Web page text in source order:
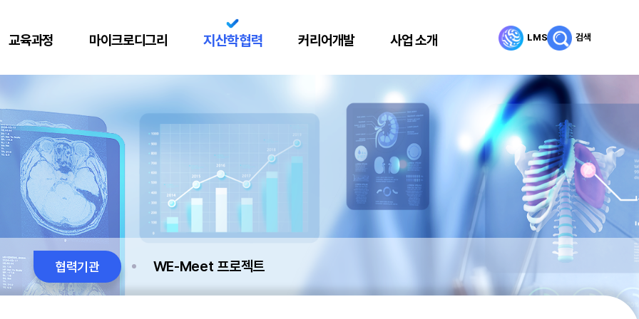
교육과정 마이크로디그리 지산학협력 커리어개발 사업 소개 LMS 검색
협력기관 WE-Meet 프로젝트